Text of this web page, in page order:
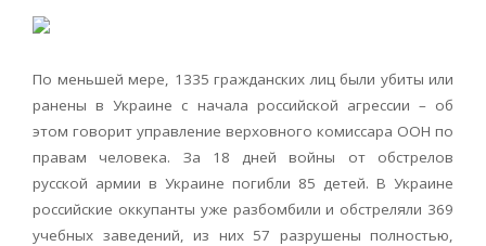
По меньшей мере, 1335 гражданских лиц были убиты или
ранены в Украине с начала российской агрессии – об
этом говорит управление верховного комиссара ООН по
правам человека. За 18 дней войны от обстрелов
русской армии в Украине погибли 85 детей. В Украине
российские оккупанты уже разбомбили и обстреляли 369
учебных заведений, из них 57 разрушены полностью,